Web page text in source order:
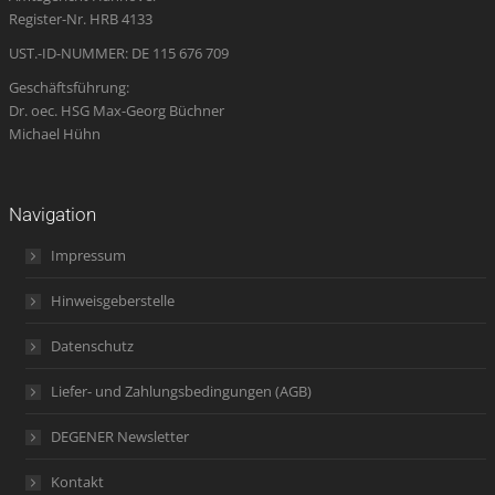
Register-Nr. HRB 4133
UST.-ID-NUMMER: DE 115 676 709
Geschäftsführung:
Dr. oec. HSG Max-Georg Büchner
Michael Hühn
Navigation
Impressum
Hinweisgeberstelle
Datenschutz
Liefer- und Zahlungsbedingungen (AGB)
DEGENER Newsletter
Kontakt